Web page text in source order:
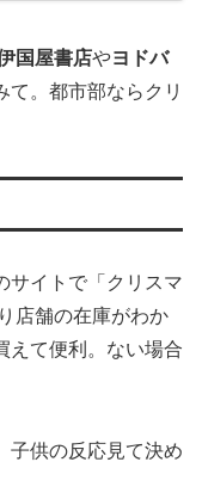
国屋書店やヨドバ
て。都市部ならクリ
サイトで「クリスマ
店舗の在庫がわか
えて便利。ない場合
子供の反応見て決め